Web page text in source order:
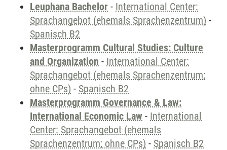
Leuphana Bachelor - International Center:
Sprachangebot (ehemals Sprachenzentrum) -
Spanisch B2
Masterprogramm Cultural Studies: Culture
and Organization - International Center:
Sprachangebot (ehemals Sprachenzentrum;
ohne CPs) - Spanisch B2
Masterprogramm Governance & Law:
International Economic Law - International
Center: Sprachangebot (ehemals
Sprachenzentrum; ohne CPs) - Spanisch B2